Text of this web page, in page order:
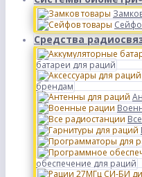
Средства
батареи для раций
брендам
обеспечение для раций